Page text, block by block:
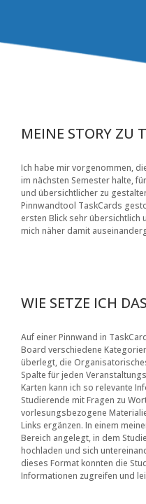
MEINE STORY ZU
Ich habe mir vorgenommen,
im nächsten Semester halte,
und übersichtlicher zu
Pinnwandtool TaskCards
ersten Blick sehr übersichtlich
mich näher damit
WIE SETZE ICH
Auf einer Pinnwand in
Board verschiedene
überlegt, die
Spalte für jeden
Karten kann ich so relevante
Studierende mit Fragen zu
vorlesungsbezogene
Links ergänzen. In einem
Bereich angelegt, in dem
hochladen und sich
dieses Format konnten die
Informationen zugreifen und